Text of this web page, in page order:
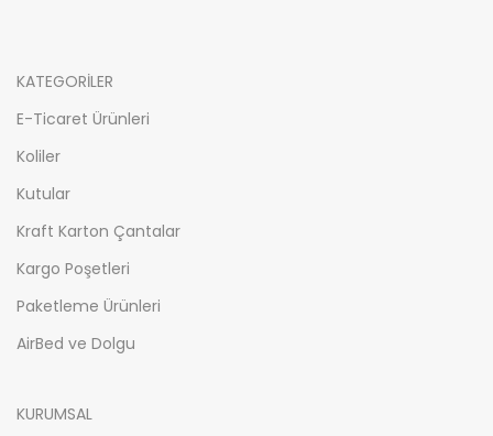
KATEGORİLER
E-Ticaret Ürünleri
Koliler
Kutular
Kraft Karton Çantalar
Kargo Poşetleri
Paketleme Ürünleri
AirBed ve Dolgu
KURUMSAL